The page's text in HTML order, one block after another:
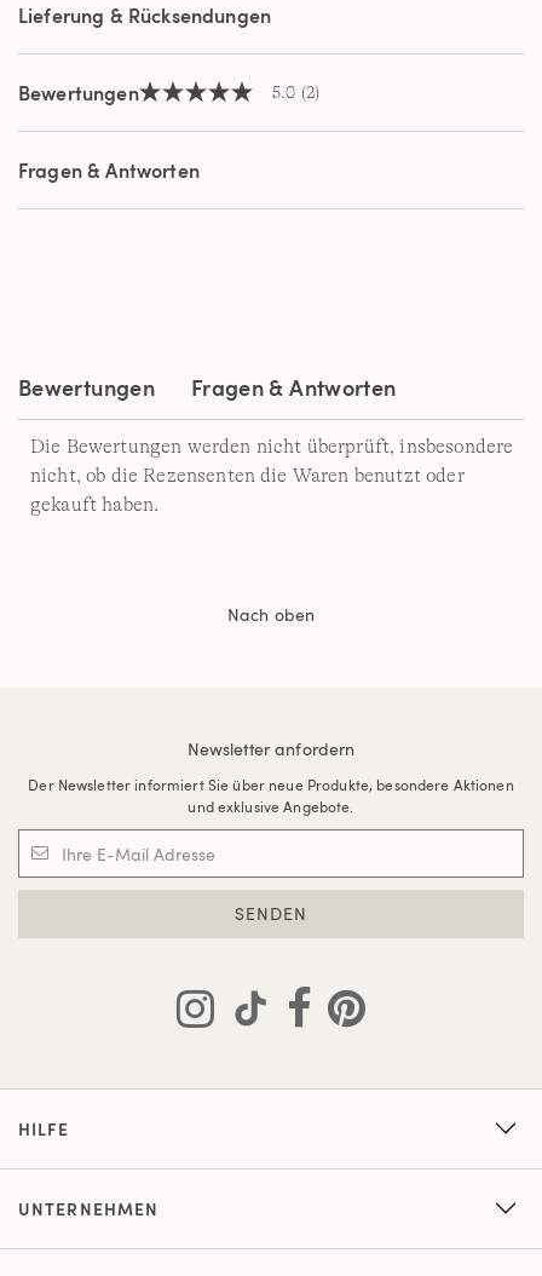
Lieferung & Rücksendungen
Bewertungen5.0
5
Sternen,
Durchschnittswert
Bewertung.
5.0 (2)
Fragen & Antworten
Bewertungen Fragen & Antworten
Die Bewertungen werden nicht überprüft, insbesondere
nicht, ob die Rezensenten die Waren benutzt oder
gekauft haben.
Nach oben
Newsletter anfordern
Der Newsletter informiert Sie über neue Produkte, besondere Aktionen
und exklusive Angebote.
SENDEN
HILFE
UNTERNEHMEN